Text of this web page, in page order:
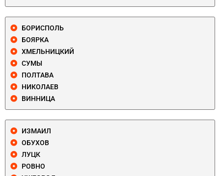
БОРИСПОЛЬ
БОЯРКА
ХМЕЛЬНИЦКИЙ
СУМЫ
ПОЛТАВА
НИКОЛАЕВ
ВИННИЦА
ИЗМАИЛ
ОБУХОВ
ЛУЦК
РОВНО